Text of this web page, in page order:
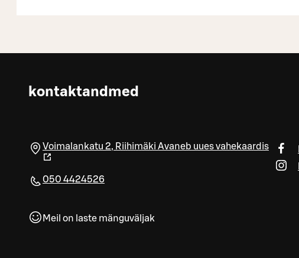
kontaktandmed
Voimalankatu 2, Riihimäki Avaneb uues vahekaardis
050 4424526
Meil on laste mänguväljak